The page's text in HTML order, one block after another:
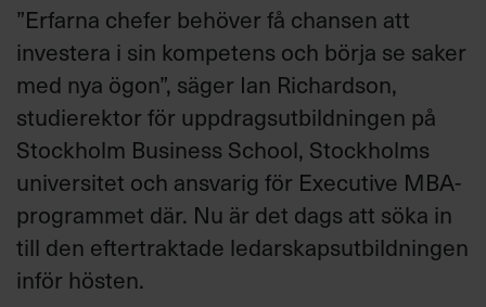
”Erfarna chefer behöver få chansen att
investera i sin kompetens och börja se saker
med nya ögon”, säger Ian Richardson,
studierektor för uppdragsutbildningen på
Stockholm Business School, Stockholms
universitet och ansvarig för Executive MBA-
programmet där. Nu är det dags att söka in
till den eftertraktade ledarskapsutbildningen
inför hösten.